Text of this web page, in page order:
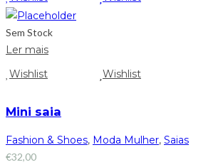
Sem Stock
Ler mais
Wishlist
Wishlist
Mini saia
Fashion & Shoes, Moda Mulher, Saias
€32,00